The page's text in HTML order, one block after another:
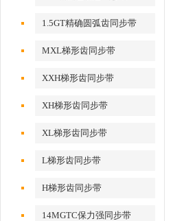
1.5GT精确圆弧齿同步带
MXL梯形齿同步带
XXH梯形齿同步带
XH梯形齿同步带
XL梯形齿同步带
L梯形齿同步带
H梯形齿同步带
14MGTC保力强同步带